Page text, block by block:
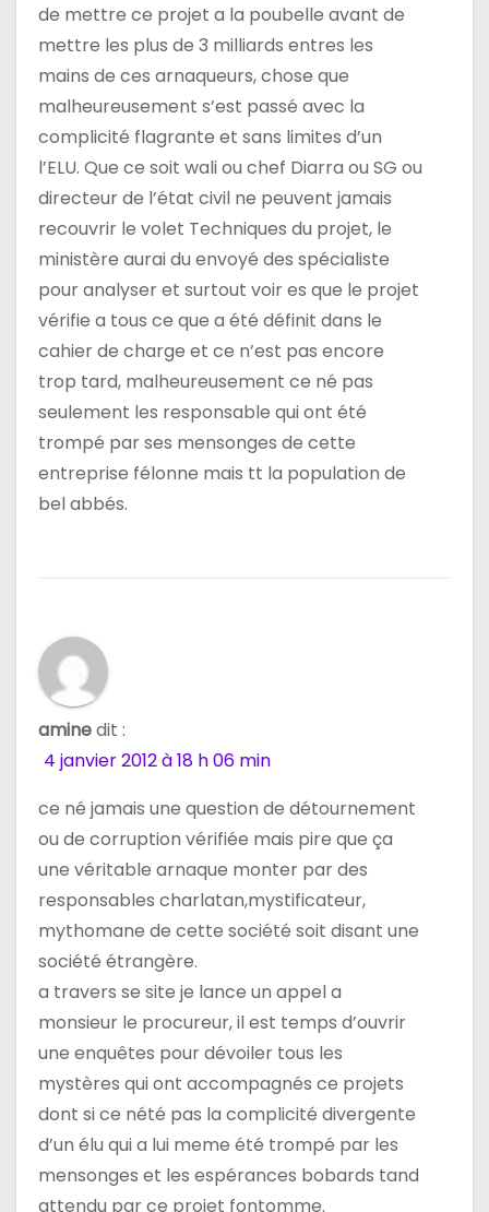
de mettre ce projet a la poubelle avant de
mettre les plus de 3 milliards entres les
mains de ces arnaqueurs, chose que
malheureusement s’est passé avec la
complicité flagrante et sans limites d’un
l’ELU. Que ce soit wali ou chef Diarra ou SG ou
directeur de l’état civil ne peuvent jamais
recouvrir le volet Techniques du projet, le
ministère aurai du envoyé des spécialiste
pour analyser et surtout voir es que le projet
vérifie a tous ce que a été définit dans le
cahier de charge et ce n’est pas encore
trop tard, malheureusement ce né pas
seulement les responsable qui ont été
trompé par ses mensonges de cette
entreprise félonne mais tt la population de
bel abbés.
aminedit :
4 janvier 2012 à 18 h 06 min
ce né jamais une question de détournement
ou de corruption vérifiée mais pire que ça
une véritable arnaque monter par des
responsables charlatan,mystificateur,
mythomane de cette société soit disant une
société étrangère.
a travers se site je lance un appel a
monsieur le procureur, il est temps d’ouvrir
une enquêtes pour dévoiler tous les
mystères qui ont accompagnés ce projets
dont si ce nété pas la complicité divergente
d’un élu qui a lui meme été trompé par les
mensonges et les espérances bobards tand
attendu par ce projet fontomme.